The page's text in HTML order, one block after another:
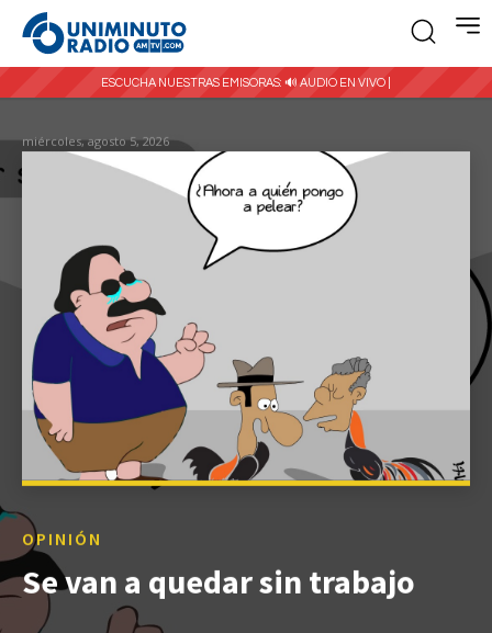
ESCUCHA NUESTRAS EMISORAS: 🔊 AUDIO EN VIVO |
miércoles, agosto 5, 2026
OPINIÓN
Se van a quedar sin trabajo